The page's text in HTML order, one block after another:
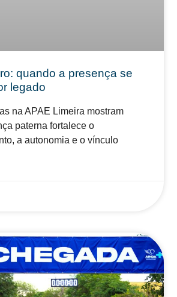
quando a presença se
legado
na APAE Limeira mostram
paterna fortalece o
a autonomia e o vínculo